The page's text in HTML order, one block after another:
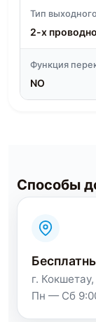
Тип
2-х
Функция
NO
Способы
г.
Пн — Сб